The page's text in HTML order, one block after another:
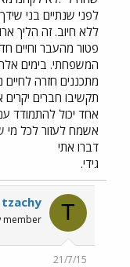
לפני שנתיים בני
פטור מהעבר וחיים
המשפחתי. בימים
מתכננים חזרה לחיים
תקשיבו חברים
אחד יכול להתמודד
אשמח לעזור לכל מי
דברו אתי
גידי.
T
tzachy
member
21/7/15